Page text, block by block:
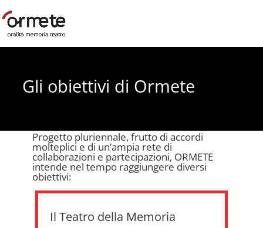
Gli obiettivi di Ormete
Progetto pluriennale, frutto di accordi
molteplici e di un’ampia rete di
collaborazioni e partecipazioni, ORMETE
intende nel tempo raggiungere diversi
obiettivi:
Il Teatro della Memoria